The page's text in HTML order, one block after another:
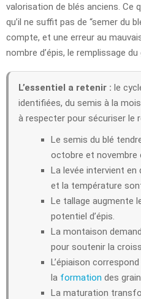
valorisation de blés anciens. Ce
qu’il ne suffit pas de “semer du
compte, et une erreur au
nombre d’épis, le remplissage
L’essentiel a retenir : le
identifiées, du semis à la
à respecter pour sécuriser le
Le semis du blé
octobre et novembre
La levée intervient en
et la température
Le tallage augmente
potentiel d’épis.
La montaison
pour soutenir la
L’épiaison
la formation des
La maturation